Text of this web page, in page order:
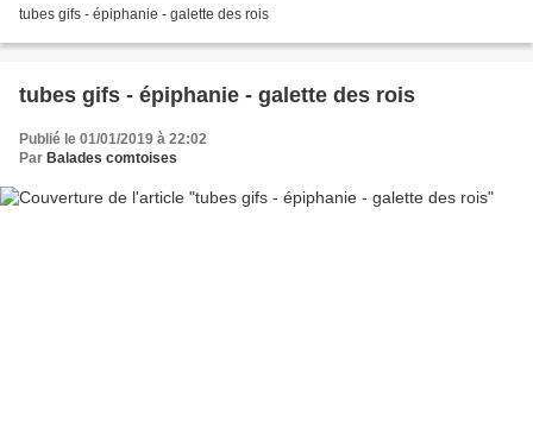
tubes gifs - épiphanie - galette des rois
tubes gifs - épiphanie - galette des rois
Publié le 01/01/2019 à 22:02
Par Balades comtoises